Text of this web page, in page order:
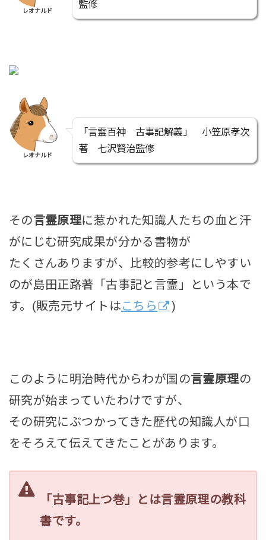
レオナルド
監修
レオナルド
「言霊百神 古事記解義」 小笠原孝次
著 七沢賢治監修
その言霊原理に惹かれた知識人たちの血と汗
がにじむ研究成果が分かる書物が
たくさんありますが、比較的参考にしやすい
のが島田正路著「古事記と言霊」という本で
す。(販売元サイトはこちら )
このように明治時代からわが国の言霊原理の
研究が始まっていたわけですが、
その研究にぶつかってきた歴代の知識人が口
をそろえて伝えてきたことがあります。
「古事記上つ巻」とは言霊原理の教科
書です。